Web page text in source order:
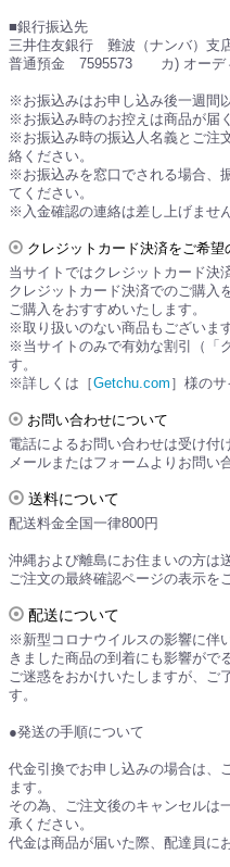
■銀行振込先
三井住友銀行 難波（ナンバ）支
普通預金 7595573 カ) オーデ
※お振込みはお申し込み後一週間
※お振込み時のお控えは商品が届
※お振込み時の振込人名義とご注
絡ください。
※お振込みを窓口でされる場合、
てください。
※入金確認の連絡は差し上げません
クレジットカード決済をご希望
当サイトではクレジットカード決
クレジットカード決済でのご購入
ご購入をおすすめいたします。
※取り扱いのない商品もございます
※当サイトのみで有効な割引（「
す。
※詳しくは［Getchu.com ］様のサ
お問い合わせについて
電話によるお問い合わせは受け付
メールまたはフォームよりお問い
送料について
配送料金全国一律800円
沖縄および離島にお住まいの方は
ご注文の最終確認ページの表示を
配送について
※新型コロナウイルスの影響に伴
きました商品の到着にも影響がで
ご迷惑をおかけいたしますが、ご
す。
●発送の手順について
代金引換でお申し込みの場合は、
ます。
その為、ご注文後のキャンセルは
承ください。
代金は商品が届いた際、配達員に